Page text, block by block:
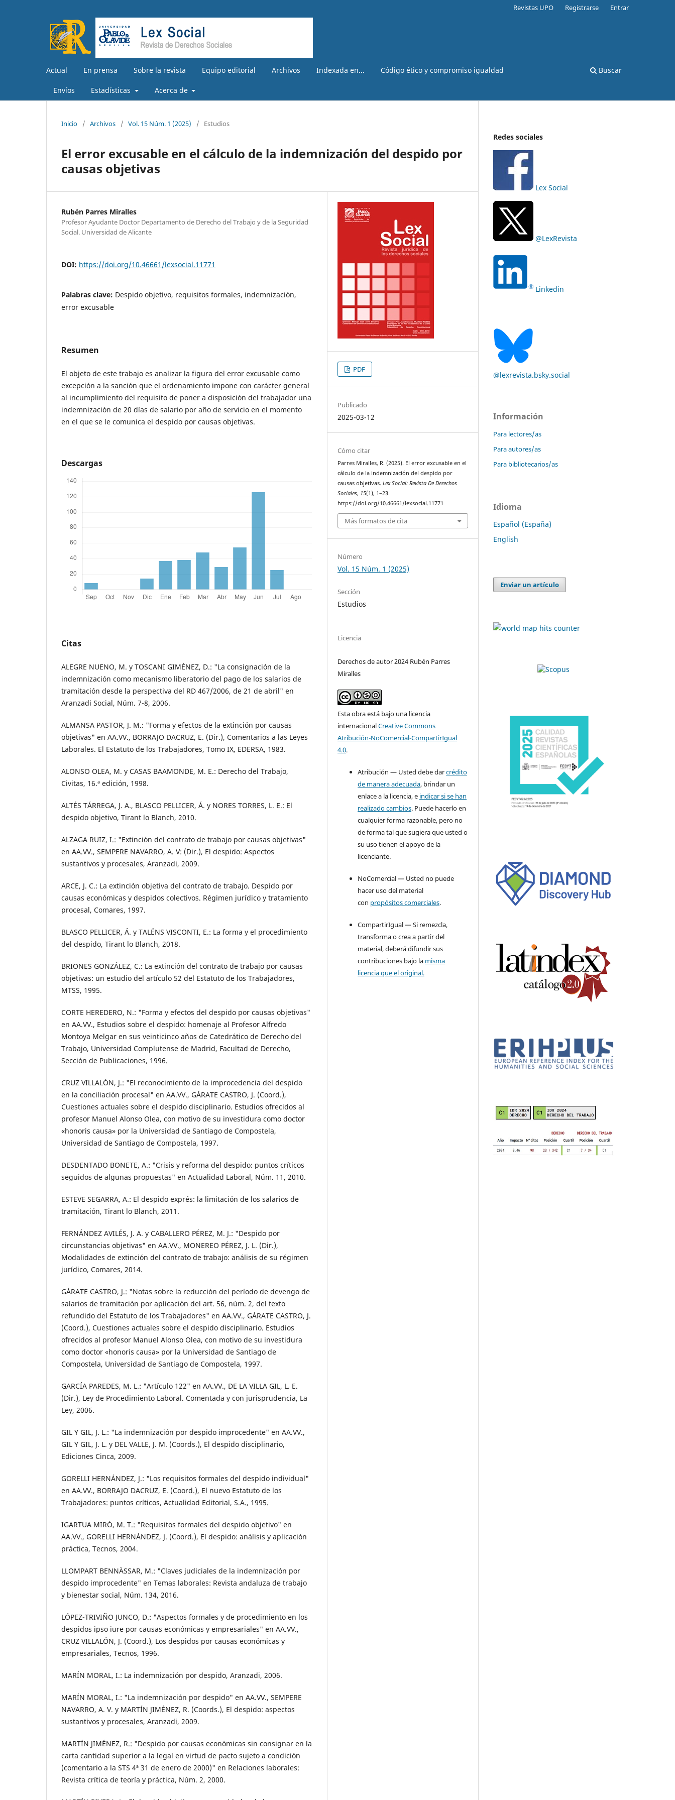
Actual En prensa Sobre la revista Equipo editorial Archivos Indexada en... Código ético y compromiso igualdad
Envíos Estadísticas Acerca de
Buscar
Revistas UPO Registrarse Entrar
Inicio / Archivos / Vol. 15 Núm. 1 (2025) / Estudios
El error excusable en el cálculo de la indemnización del despido por
causas objetivas
Rubén Parres Miralles
Profesor Ayudante Doctor Departamento de Derecho del Trabajo y de la Seguridad
Social. Universidad de Alicante
DOI: https://doi.org/10.46661/lexsocial.11771
Palabras clave: Despido objetivo, requisitos formales, indemnización,
error excusable
Resumen
El objeto de este trabajo es analizar la figura del error excusable como
excepción a la sanción que el ordenamiento impone con carácter general
al incumplimiento del requisito de poner a disposición del trabajador una
indemnización de 20 días de salario por año de servicio en el momento
en el que se le comunica el despido por causas objetivas.
Descargas
Citas
ALEGRE NUENO, M. y TOSCANI GIMÉNEZ, D.: "La consignación de la
indemnización como mecanismo liberatorio del pago de los salarios de
tramitación desde la perspectiva del RD 467/2006, de 21 de abril" en
Aranzadi Social, Núm. 7-8, 2006.
ALMANSA PASTOR, J. M.: "Forma y efectos de la extinción por causas
objetivas" en AA.VV., BORRAJO DACRUZ, E. (Dir.), Comentarios a las Leyes
Laborales. El Estatuto de los Trabajadores, Tomo IX, EDERSA, 1983.
ALONSO OLEA, M. y CASAS BAAMONDE, M. E.: Derecho del Trabajo,
Civitas, 16.ª edición, 1998.
ALTÉS TÁRREGA, J. A., BLASCO PELLICER, Á. y NORES TORRES, L. E.: El
despido objetivo, Tirant lo Blanch, 2010.
ALZAGA RUIZ, I.: "Extinción del contrato de trabajo por causas objetivas"
en AA.VV., SEMPERE NAVARRO, A. V: (Dir.), El despido: Aspectos
sustantivos y procesales, Aranzadi, 2009.
ARCE, J. C.: La extinción objetiva del contrato de trabajo. Despido por
causas económicas y despidos colectivos. Régimen jurídico y tratamiento
procesal, Comares, 1997.
BLASCO PELLICER, Á. y TALÉNS VISCONTI, E.: La forma y el procedimiento
del despido, Tirant lo Blanch, 2018.
BRIONES GONZÁLEZ, C.: La extinción del contrato de trabajo por causas
objetivas: un estudio del artículo 52 del Estatuto de los Trabajadores,
MTSS, 1995.
CORTE HEREDERO, N.: "Forma y efectos del despido por causas objetivas"
en AA.VV., Estudios sobre el despido: homenaje al Profesor Alfredo
Montoya Melgar en sus veinticinco años de Catedrático de Derecho del
Trabajo, Universidad Complutense de Madrid, Facultad de Derecho,
Sección de Publicaciones, 1996.
CRUZ VILLALÓN, J.: "El reconocimiento de la improcedencia del despido
en la conciliación procesal" en AA.VV., GÁRATE CASTRO, J. (Coord.),
Cuestiones actuales sobre el despido disciplinario. Estudios ofrecidos al
profesor Manuel Alonso Olea, con motivo de su investidura como doctor
«honoris causa» por la Universidad de Santiago de Compostela,
Universidad de Santiago de Compostela, 1997.
DESDENTADO BONETE, A.: "Crisis y reforma del despido: puntos críticos
seguidos de algunas propuestas" en Actualidad Laboral, Núm. 11, 2010.
ESTEVE SEGARRA, A.: El despido exprés: la limitación de los salarios de
tramitación, Tirant lo Blanch, 2011.
FERNÁNDEZ AVILÉS, J. A. y CABALLERO PÉREZ, M. J.: "Despido por
circunstancias objetivas" en AA.VV., MONEREO PÉREZ, J. L. (Dir.),
Modalidades de extinción del contrato de trabajo: análisis de su régimen
jurídico, Comares, 2014.
GÁRATE CASTRO, J.: "Notas sobre la reducción del período de devengo de
salarios de tramitación por aplicación del art. 56, núm. 2, del texto
refundido del Estatuto de los Trabajadores" en AA.VV., GÁRATE CASTRO, J.
(Coord.), Cuestiones actuales sobre el despido disciplinario. Estudios
ofrecidos al profesor Manuel Alonso Olea, con motivo de su investidura
como doctor «honoris causa» por la Universidad de Santiago de
Compostela, Universidad de Santiago de Compostela, 1997.
GARCÍA PAREDES, M. L.: "Artículo 122" en AA.VV., DE LA VILLA GIL, L. E.
(Dir.), Ley de Procedimiento Laboral. Comentada y con jurisprudencia, La
Ley, 2006.
GIL Y GIL, J. L.: "La indemnización por despido improcedente" en AA.VV.,
GIL Y GIL, J. L. y DEL VALLE, J. M. (Coords.), El despido disciplinario,
Ediciones Cinca, 2009.
GORELLI HERNÁNDEZ, J.: "Los requisitos formales del despido individual"
en AA.VV., BORRAJO DACRUZ, E. (Coord.), El nuevo Estatuto de los
Trabajadores: puntos críticos, Actualidad Editorial, S.A., 1995.
IGARTUA MIRÓ, M. T.: "Requisitos formales del despido objetivo" en
AA.VV., GORELLI HERNÁNDEZ, J. (Coord.), El despido: análisis y aplicación
práctica, Tecnos, 2004.
LLOMPART BENNÀSSAR, M.: "Claves judiciales de la indemnización por
despido improcedente" en Temas laborales: Revista andaluza de trabajo
y bienestar social, Núm. 134, 2016.
LÓPEZ-TRIVIÑO JUNCO, D.: "Aspectos formales y de procedimiento en los
despidos ipso iure por causas económicas y empresariales" en AA.VV.,
CRUZ VILLALÓN, J. (Coord.), Los despidos por causas económicas y
empresariales, Tecnos, 1996.
MARÍN MORAL, I.: La indemnización por despido, Aranzadi, 2006.
MARÍN MORAL, I.: "La indemnización por despido" en AA.VV., SEMPERE
NAVARRO, A. V. y MARTÍN JIMÉNEZ, R. (Coords.), El despido: aspectos
sustantivos y procesales, Aranzadi, 2009.
MARTÍN JIMÉNEZ, R.: "Despido por causas económicas sin consignar en la
carta cantidad superior a la legal en virtud de pacto sujeto a condición
(comentario a la STS 4ª 31 de enero de 2000)" en Relaciones laborales:
Revista crítica de teoría y práctica, Núm. 2, 2000.
PDF
Publicado
2025-03-12
Cómo citar
Parres Miralles, R. (2025). El error excusable en el
cálculo de la indemnización del despido por
causas objetivas.Lex Social: Revista De Derechos
Sociales, 15(1), 1–23.
https://doi.org/10.46661/lexsocial.11771
Más formatos de cita
Número
Vol. 15 Núm. 1 (2025)
Sección
Estudios
Licencia
Derechos de autor 2024 Rubén Parres
Miralles
Esta obra está bajo una licencia
internacionalCreative Commons
Atribución-NoComercial-CompartirIgual
4.0.
Atribución — Usted debe darcrédito
de manera adecuada, brindar un
enlace a la licencia, e indicar si se han
realizado cambios. Puede hacerlo en
cualquier forma razonable, pero no
de forma tal que sugiera que usted o
su uso tienen el apoyo de la
licenciante.
NoComercial — Usted no puede
hacer uso del material
con propósitos comerciales.
CompartirIgual — Si remezcla,
transforma o crea a partir del
material, deberá difundir sus
contribuciones bajo la misma
licencia que el original.
Redes sociales
Lex Social
@LexRevista
Linkedin
@lexrevista.bsky.social
Información
Para lectores/as
Para autores/as
Para bibliotecarios/as
Idioma
Español (España)
English
Enviar un artículo